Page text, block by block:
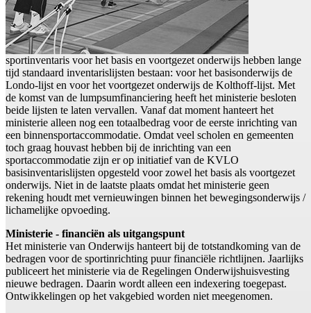
sportinventaris voor het basis en voortgezet onderwijs hebben lange
tijd standaard inventarislijsten bestaan: voor het basisonderwijs de
Londo-lijst en voor het voortgezet onderwijs de Kolthoff-lijst. Met
de komst van de lumpsumfinanciering heeft het ministerie besloten
beide lijsten te laten vervallen. Vanaf dat moment hanteert het
ministerie alleen nog een totaalbedrag voor de eerste inrichting van
een binnensportaccommodatie. Omdat veel scholen en gemeenten
toch graag houvast hebben bij de inrichting van een
sportaccommodatie zijn er op initiatief van de KVLO
basisinventarislijsten opgesteld voor zowel het basis als voortgezet
onderwijs. Niet in de laatste plaats omdat het ministerie geen
rekening houdt met vernieuwingen binnen het bewegingsonderwijs /
lichamelijke opvoeding.
Ministerie - financiën als uitgangspunt
Het ministerie van Onderwijs hanteert bij de totstandkoming van de
bedragen voor de sportinrichting puur financiële richtlijnen. Jaarlijks
publiceert het ministerie via de Regelingen Onderwijshuisvesting
nieuwe bedragen. Daarin wordt alleen een indexering toegepast.
Ontwikkelingen op het vakgebied worden niet meegenomen.